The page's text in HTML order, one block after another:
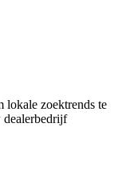
lokale zoektrends te
dealerbedrijf